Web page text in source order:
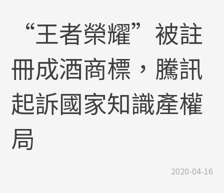
“王者榮耀”被註
冊成酒商標，騰訊
起訴國家知識產權
局
2020-04-16